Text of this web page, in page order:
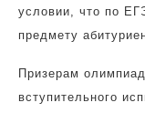
условии, что по
предмету
Призерам
вступительного